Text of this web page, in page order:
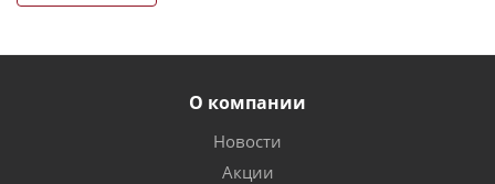
О компании
Новости
Акции